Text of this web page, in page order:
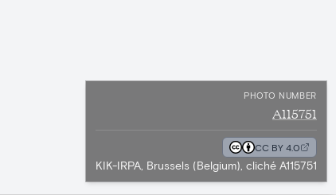
PHOTO NUMBER
A115751
CC BY 4.0
KIK-IRPA, Brussels (Belgium), cliché A115751